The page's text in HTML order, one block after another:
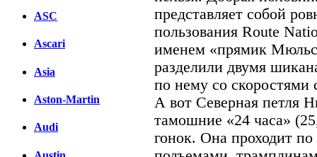
ASC
Ascari
Asia
Aston-Martin
Audi
представляет собой
пользования Route
именем «прямик
разделили двумя
по нему со
А вот Северная петля
тамошние «24 часа»
гонок. Она проходит